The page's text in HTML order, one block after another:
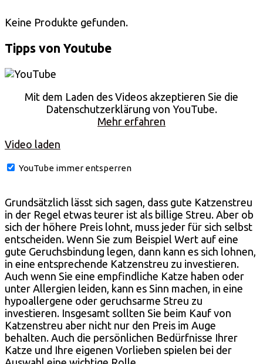
Keine Produkte gefunden.
Tipps von Youtube
Mit dem Laden des Videos akzeptieren Sie die
Datenschutzerklärung von YouTube.
Mehr erfahren
Video laden
YouTube immer entsperren
Grundsätzlich lässt sich sagen, dass gute Katzenstreu
in der Regel etwas teurer ist als billige Streu. Aber ob
sich der höhere Preis lohnt, muss jeder für sich selbst
entscheiden. Wenn Sie zum Beispiel Wert auf eine
gute Geruchsbindung legen, dann kann es sich lohnen,
in eine entsprechende Katzenstreu zu investieren.
Auch wenn Sie eine empfindliche Katze haben oder
unter Allergien leiden, kann es Sinn machen, in eine
hypoallergene oder geruchsarme Streu zu
investieren. Insgesamt sollten Sie beim Kauf von
Katzenstreu aber nicht nur den Preis im Auge
behalten. Auch die persönlichen Bedürfnisse Ihrer
Katze und Ihre eigenen Vorlieben spielen bei der